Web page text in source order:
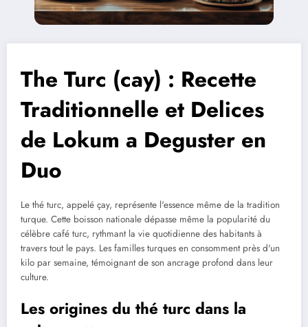
The Turc (cay) : Recette
Traditionnelle et Delices
de Lokum a Deguster en
Duo
Le thé turc, appelé çay, représente l'essence même de la tradition
turque. Cette boisson nationale dépasse même la popularité du
célèbre café turc, rythmant la vie quotidienne des habitants à
travers tout le pays. Les familles turques en consomment près d'un
kilo par semaine, témoignant de son ancrage profond dans leur
culture.
Les origines du thé turc dans la